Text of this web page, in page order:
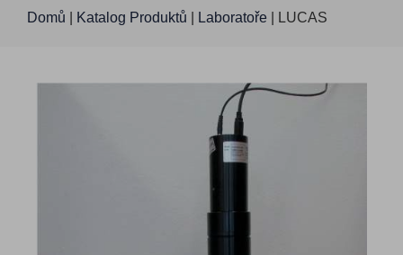
Domů Katalog Produktů Laboratoře LUCAS